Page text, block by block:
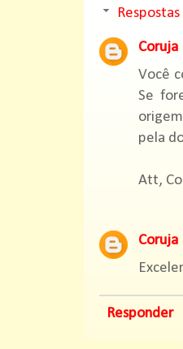
Respostas
Coruja
Você
Se
pela
Att,
Coruja
Responder